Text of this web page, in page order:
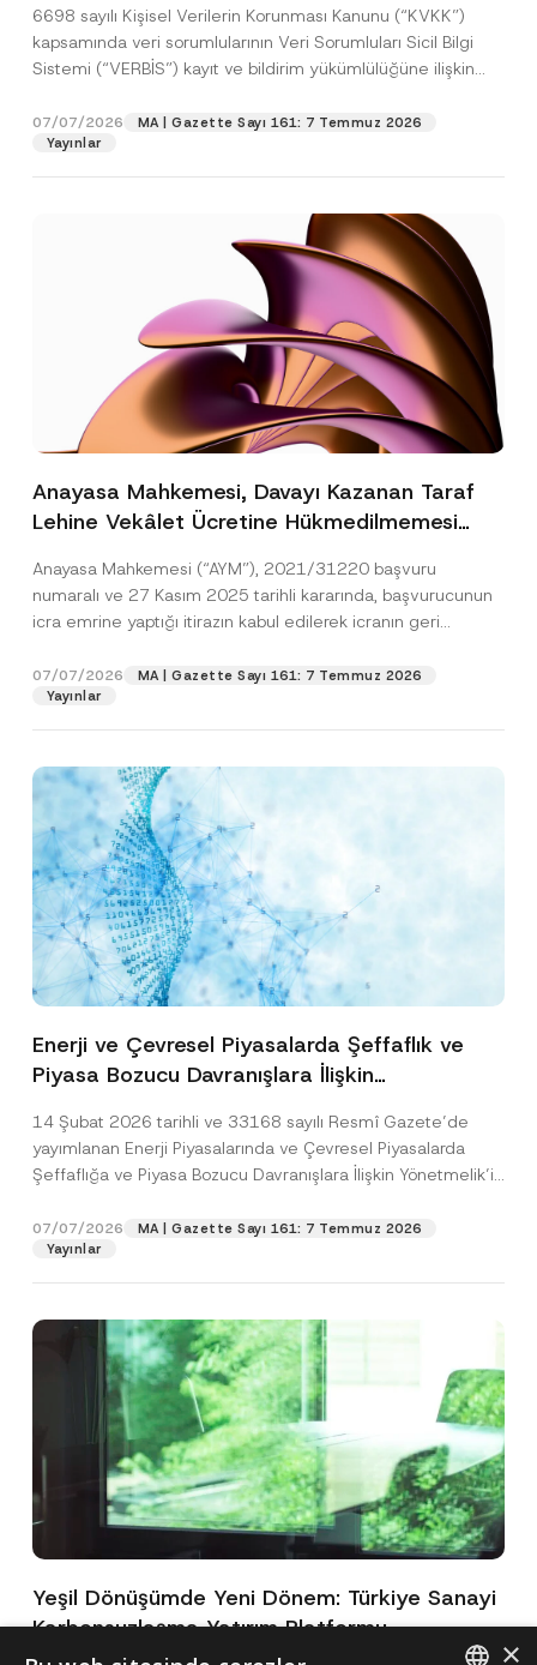
6698 sayılı Kişisel Verilerin Korunması Kanunu (“KVKK”)
kapsamında veri sorumlularının Veri Sorumluları Sicil Bilgi
Sistemi (“VERBİS”) kayıt ve bildirim yükümlülüğüne ilişkin
07/07/2026
MA | Gazette Sayı 161: 7 Temmuz 2026
Yayınlar
Anayasa Mahkemesi, Davayı Kazanan Taraf
Lehine Vekâlet Ücretine Hükmedilmemesi
Edildiğine Karar Verdi
Anayasa Mahkemesi (“AYM”), 2021/31220 başvuru
numaralı ve 27 Kasım 2025 tarihli kararında, başvurucunun
icra emrine yaptığı itirazın kabul edilerek icranın geri
07/07/2026
MA | Gazette Sayı 161: 7 Temmuz 2026
Yayınlar
Enerji ve Çevresel Piyasalarda Şeffaflık ve
Piyasa Bozucu Davranışlara İlişkin
14 Şubat 2026 tarihli ve 33168 sayılı Resmî Gazete’de
yayımlanan Enerji Piyasalarında ve Çevresel Piyasalarda
Şeffaflığa ve Piyasa Bozucu Davranışlara İlişkin Yönetmelik’in
07/07/2026
MA | Gazette Sayı 161: 7 Temmuz 2026
Yayınlar
Yeşil Dönüşümde Yeni Dönem: Türkiye Sanayi
Karbonsuzlaşma Yatırım Platformu
Oluşturuldu
×